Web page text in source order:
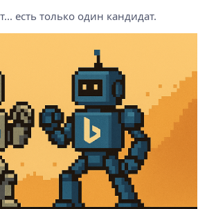
есть только один кандидат.